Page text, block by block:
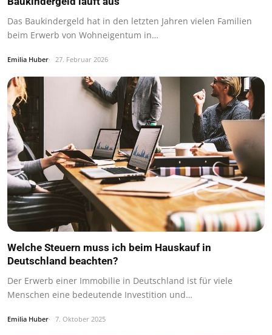
Das Baukindergeld hat in den letzten Jahren vielen Familien
beim Erwerb von Wohneigentum in…
Emilia Huber 27. Februar 2026
Welche Steuern muss ich beim Hauskauf in
Deutschland beachten?
Der Erwerb einer Immobilie in Deutschland ist für viele
Menschen eine bedeutende Investition und…
Emilia Huber 7. Oktober 2025